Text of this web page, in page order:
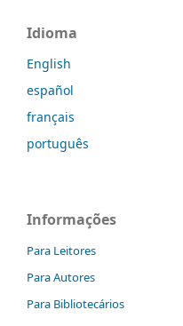
Idioma
English
español
français
português
Informações
Para Leitores
Para Autores
Para Bibliotecários